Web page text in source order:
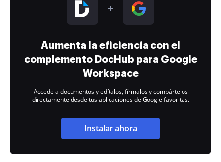
Aumenta la eficiencia con el
complemento DocHub para Google
Workspace
Accede a documentos y edítalos, fírmalos y compártelos
directamente desde tus aplicaciones de Google favoritas.
Instalar ahora